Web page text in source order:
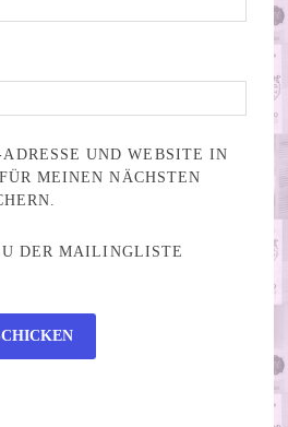
UND WEBSITE IN
MEINEN NÄCHSTEN
DER MAILINGLISTE